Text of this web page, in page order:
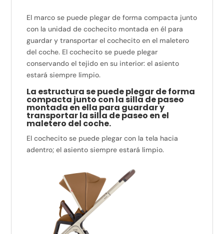
El marco se puede plegar de forma compacta junto
con la unidad de cochecito montada en él para
guardar y transportar el cochecito en el maletero
del coche. El cochecito se puede plegar
conservando el tejido en su interior: el asiento
estará siempre limpio.
La estructura se puede plegar de forma
compacta junto con la silla de paseo
montada en ella para guardar y
transportar la silla de paseo en el
maletero del coche.
El cochecito se puede plegar con la tela hacia
adentro; el asiento siempre estará limpio.